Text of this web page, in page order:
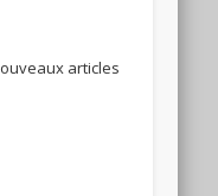
articles